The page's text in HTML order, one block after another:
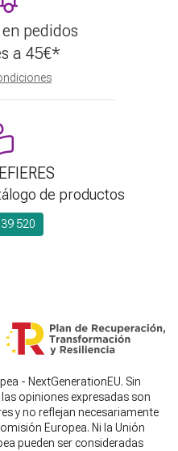
pedidos
a 45€*
de productos
520
- NextGenerationEU. Sin
opiniones expresadas son
y no reflejan necesariamente
Europea. Ni la Unión
pueden ser consideradas